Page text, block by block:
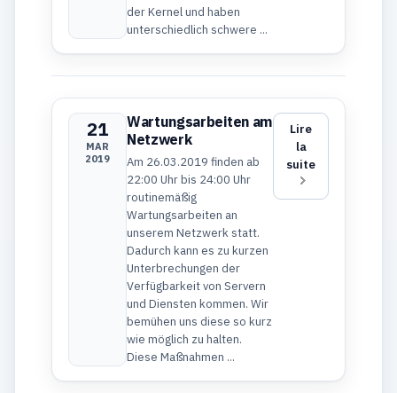
der Kernel und haben
unterschiedlich schwere ...
21
MAR
2019
Wartungsarbeiten am
Netzwerk
Am 26.03.2019 finden ab
22:00 Uhr bis 24:00 Uhr
routinemäßig
Wartungsarbeiten an
unserem Netzwerk statt.
Dadurch kann es zu kurzen
Unterbrechungen der
Verfügbarkeit von Servern
und Diensten kommen. Wir
bemühen uns diese so kurz
wie möglich zu halten.
Diese Maßnahmen ...
Lire
la
suite